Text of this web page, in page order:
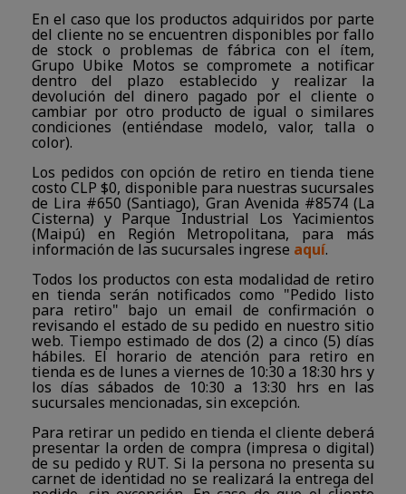
En el caso que los productos adquiridos por parte
del cliente no se encuentren disponibles por fallo
de stock o problemas de fábrica con el ítem,
Grupo Ubike Motos se compromete a notificar
dentro del plazo establecido y realizar la
devolución del dinero pagado por el cliente o
cambiar por otro producto de igual o similares
condiciones (entiéndase modelo, valor, talla o
color).
Los pedidos con opción de retiro en tienda tiene
costo CLP $0, disponible para nuestras sucursales
de Lira #650 (Santiago), Gran Avenida #8574 (La
Cisterna) y Parque Industrial Los Yacimientos
(Maipú) en Región Metropolitana, para más
información de las sucursales ingrese aquí.
Todos los productos con esta modalidad de retiro
en tienda serán notificados como "Pedido listo
para retiro" bajo un email de confirmación o
revisando el estado de su pedido en nuestro sitio
web. Tiempo estimado de dos (2) a cinco (5) días
hábiles. El horario de atención para retiro en
tienda es de lunes a viernes de 10:30 a 18:30 hrs y
los días sábados de 10:30 a 13:30 hrs en las
sucursales mencionadas, sin excepción.
Para retirar un pedido en tienda el cliente deberá
presentar la orden de compra (impresa o digital)
de su pedido y RUT. Si la persona no presenta su
carnet de identidad no se realizará la entrega del